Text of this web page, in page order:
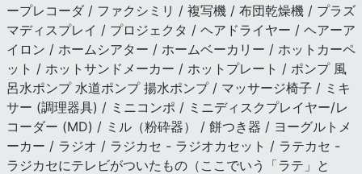
ープレコーダ / ファクシミリ / 複写機 / 布団乾燥機 / プラズ
マディスプレイ / プロジェクタ / ヘアドライヤー / ヘアーア
イロン / ホームシアター / ホームベーカリー / ホットカーペ
ット / ホットサンドメーカー / ホットプレート / ポンプ 風
呂水ポンプ 水道ポンプ 揚水ポンプ / マッサージ椅子 / ミキ
サー (調理器具) / ミニコンポ / ミニディスクプレイヤー/レ
コーダー (MD) / ミル（粉砕器） / 餅つき器 / ヨーグルトメ
ーカー / ラジオ / ラジカセ - ラジオカセット / ラテカセ -
ラジカセにテレビがついたもの（ここでいう「ラテ」と